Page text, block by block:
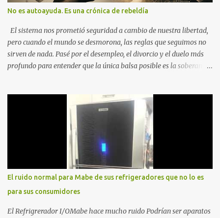
No es autoayuda. Es una crónica de rebeldía
El sistema nos prometió seguridad a cambio de nuestra libertad,
pero cuando el mundo se desmorona, las reglas que seguimos no
sirven de nada. Pasé por el desempleo, el divorcio y el duelo más
profundo para entender que la única balsa posible es la soberanía
un Cimarrón no es huir del mundo, es aprender a caminar en él sin
llevar puestas las cadenas de otros 1. La Caída: Al Filo del
Precipicio El momento del quiebre. En Al Filo del Precipicio, relato
mi caída. No como una víctima, sino como alguien que descubrió
que la crisis es el único lugar donde la verdad no se puede ocultar.
Este libro es el testimonio de cómo reconstruir la identidad cuando
el éxito corporativo y las etiquetas sociales te abandonan. Es la
base técnica y espiritual de mi regreso al mundo. Adquirir en
Amazon 2. La Huida: Cimarrón Asilvestrarse: La úni...
El ruido normal para Mabe de sus refrigeradores que no lo es
para sus consumidores
El Refrigrerador I/OMabe hace mucho ruido Podrían ser aparatos